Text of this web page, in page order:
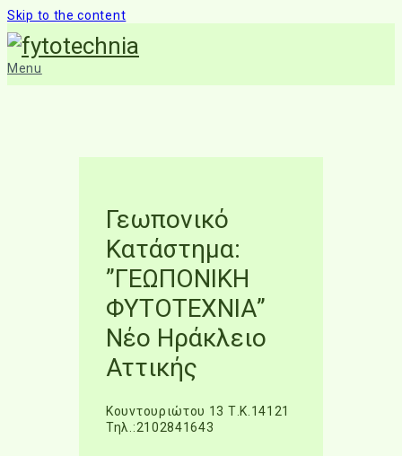
Skip to the content
Menu
Γεωπονικό
Κατάστημα:
”ΓΕΩΠΟΝΙΚΗ
ΦΥΤΟΤΕΧΝΙΑ”
Νέο Ηράκλειο
Αττικής
Κουντουριώτου 13 Τ.Κ.14121
Τηλ.:2102841643